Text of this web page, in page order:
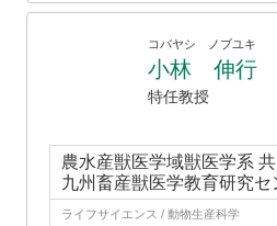
コバヤシ ノブユキ
小林 伸行
特任教授
農水産獣医学域獣医学系
九州畜産獣医学教育研究セ
ライフサイエンス / 動物生産科学